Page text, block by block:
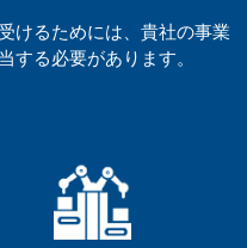
けるためには、貴社の事業
する必要があります。